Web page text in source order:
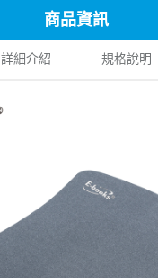
商品資訊
詳細介紹 規格說明